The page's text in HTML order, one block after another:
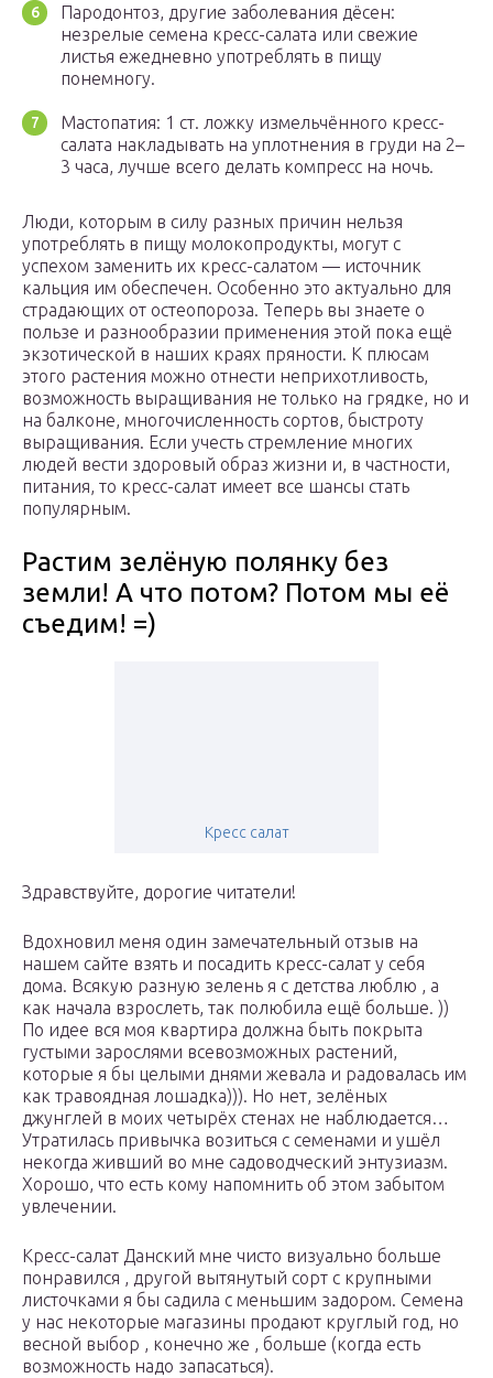
Пародонтоз, другие заболевания дёсен:
незрелые семена кресс-салата или свежие
листья ежедневно употреблять в пищу
понемногу.
Мастопатия: 1 ст. ложку измельчённого кресс-
салата накладывать на уплотнения в груди на 2–
3 часа, лучше всего делать компресс на ночь.
Люди, которым в силу разных причин нельзя
употреблять в пищу молокопродукты, могут с
успехом заменить их кресс-салатом — источник
кальция им обеспечен. Особенно это актуально для
страдающих от остеопороза. Теперь вы знаете о
пользе и разнообразии применения этой пока ещё
экзотической в наших краях пряности. К плюсам
этого растения можно отнести неприхотливость,
возможность выращивания не только на грядке, но и
на балконе, многочисленность сортов, быстроту
выращивания. Если учесть стремление многих
людей вести здоровый образ жизни и, в частности,
питания, то кресс-салат имеет все шансы стать
популярным.
Растим зелёную полянку без
земли! А что потом? Потом мы её
съедим! =)
Кресс салат
Здравствуйте, дорогие читатели!
Вдохновил меня один замечательный отзыв на
нашем сайте взять и посадить кресс-салат у себя
дома. Всякую разную зелень я с детства люблю , а
как начала взрослеть, так полюбила ещё больше. ))
По идее вся моя квартира должна быть покрыта
густыми зарослями всевозможных растений,
которые я бы целыми днями жевала и радовалась им
как травоядная лошадка))). Но нет, зелёных
джунглей в моих четырёх стенах не наблюдается…
Утратилась привычка возиться с семенами и ушёл
некогда живший во мне садоводческий энтузиазм.
Хорошо, что есть кому напомнить об этом забытом
увлечении.
Кресс-салат Данский мне чисто визуально больше
понравился , другой вытянутый сорт с крупными
листочками я бы садила с меньшим задором. Семена
у нас некоторые магазины продают круглый год, но
весной выбор , конечно же , больше (когда есть
возможность надо запасаться).